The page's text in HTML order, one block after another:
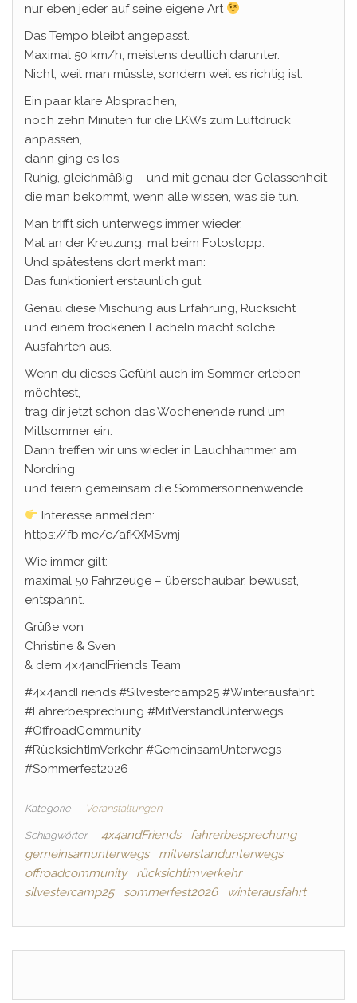
nur eben jeder auf seine eigene Art
Das Tempo bleibt angepasst.
Maximal 50 km/h, meistens deutlich darunter.
Nicht, weil man müsste, sondern weil es richtig ist.
Ein paar klare Absprachen,
noch zehn Minuten für die LKWs zum Luftdruck
anpassen,
dann ging es los.
Ruhig, gleichmäßig – und mit genau der Gelassenheit,
die man bekommt, wenn alle wissen, was sie tun.
Man trifft sich unterwegs immer wieder.
Mal an der Kreuzung, mal beim Fotostopp.
Und spätestens dort merkt man:
Das funktioniert erstaunlich gut.
Genau diese Mischung aus Erfahrung, Rücksicht
und einem trockenen Lächeln macht solche
Ausfahrten aus.
Wenn du dieses Gefühl auch im Sommer erleben
möchtest,
trag dir jetzt schon das Wochenende rund um
Mittsommer ein.
Dann treffen wir uns wieder in Lauchhammer am
Nordring
und feiern gemeinsam die Sommersonnenwende.
Interesse anmelden:
https://fb.me/e/afKXMSvmj
Wie immer gilt:
maximal 50 Fahrzeuge – überschaubar, bewusst,
entspannt.
Grüße von
Christine & Sven
& dem 4x4andFriends Team
#4x4andFriends #Silvestercamp25 #Winterausfahrt
#Fahrerbesprechung #MitVerstandUnterwegs
#OffroadCommunity
#RücksichtImVerkehr #GemeinsamUnterwegs
#Sommerfest2026
Kategorie Veranstaltungen
Schlagwörter 4x4andFriends
fahrerbesprechung
gemeinsamunterwegs
mitverstandunterwegs
offroadcommunity
rücksichtimverkehr
silvestercamp25
sommerfest2026 winterausfahrt